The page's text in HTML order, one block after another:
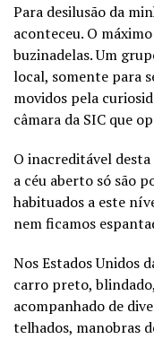
Para desilusão da
aconteceu. O
buzinadelas. Um
local, somente para
movidos pela
câmara da SIC que
O inacreditável
a céu aberto só são
habituados a este
nem ficamos
Nos Estados Unidos
carro preto,
acompanhado de
telhados, manobras